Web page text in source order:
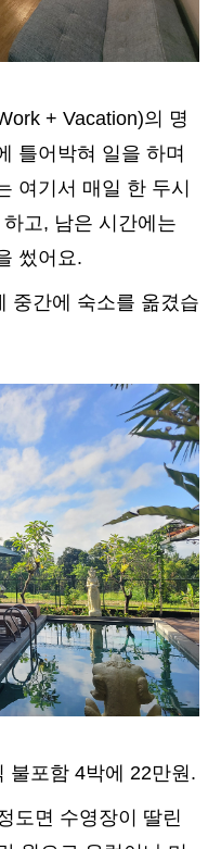
+ Vacation)의 명
틀어박혀 일을 하며
여기서 매일 한 두시
고, 남은 시간에는
썼어요.
중간에 숙소를 옮겼습
불포함 4박에 22만원.
도면 수영장이 딸린